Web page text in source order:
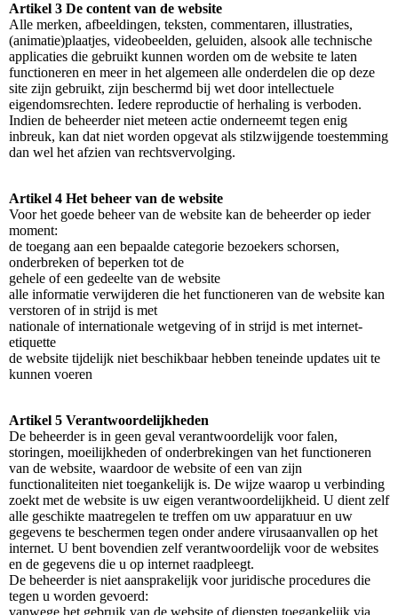
Artikel 3 De content van de website
Alle merken, afbeeldingen, teksten, commentaren, illustraties,
(animatie)plaatjes, videobeelden, geluiden, alsook alle technische
applicaties die gebruikt kunnen worden om de website te laten
functioneren en meer in het algemeen alle onderdelen die op deze
site zijn gebruikt, zijn beschermd bij wet door intellectuele
eigendomsrechten. Iedere reproductie of herhaling is verboden.
Indien de beheerder niet meteen actie onderneemt tegen enig
inbreuk, kan dat niet worden opgevat als stilzwijgende toestemming
dan wel het afzien van rechtsvervolging.
Artikel 4 Het beheer van de website
Voor het goede beheer van de website kan de beheerder op ieder
moment:
de toegang aan een bepaalde categorie bezoekers schorsen,
onderbreken of beperken tot de
gehele of een gedeelte van de website
alle informatie verwijderen die het functioneren van de website kan
verstoren of in strijd is met
nationale of internationale wetgeving of in strijd is met internet-
etiquette
de website tijdelijk niet beschikbaar hebben teneinde updates uit te
kunnen voeren
Artikel 5 Verantwoordelijkheden
De beheerder is in geen geval verantwoordelijk voor falen,
storingen, moeilijkheden of onderbrekingen van het functioneren
van de website, waardoor de website of een van zijn
functionaliteiten niet toegankelijk is. De wijze waarop u verbinding
zoekt met de website is uw eigen verantwoordelijkheid. U dient zelf
alle geschikte maatregelen te treffen om uw apparatuur en uw
gegevens te beschermen tegen onder andere virusaanvallen op het
internet. U bent bovendien zelf verantwoordelijk voor de websites
en de gegevens die u op internet raadpleegt.
De beheerder is niet aansprakelijk voor juridische procedures die
tegen u worden gevoerd: